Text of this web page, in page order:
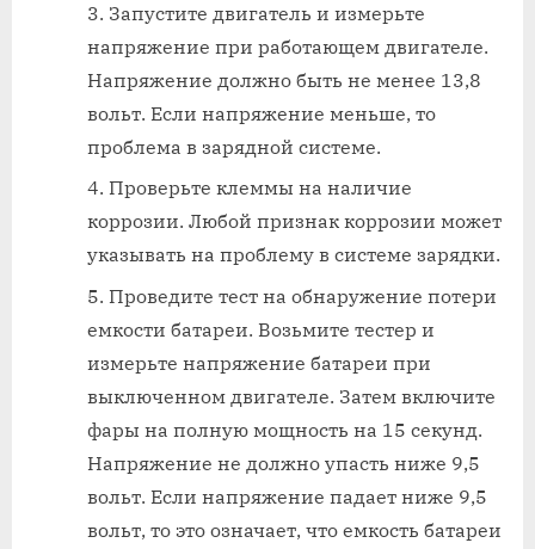
Запустите двигатель и измерьте
напряжение при работающем двигателе.
Напряжение должно быть не менее 13,8
вольт. Если напряжение меньше, то
проблема в зарядной системе.
Проверьте клеммы на наличие
коррозии. Любой признак коррозии может
указывать на проблему в системе зарядки.
Проведите тест на обнаружение потери
емкости батареи. Возьмите тестер и
измерьте напряжение батареи при
выключенном двигателе. Затем включите
фары на полную мощность на 15 секунд.
Напряжение не должно упасть ниже 9,5
вольт. Если напряжение падает ниже 9,5
вольт, то это означает, что емкость батареи